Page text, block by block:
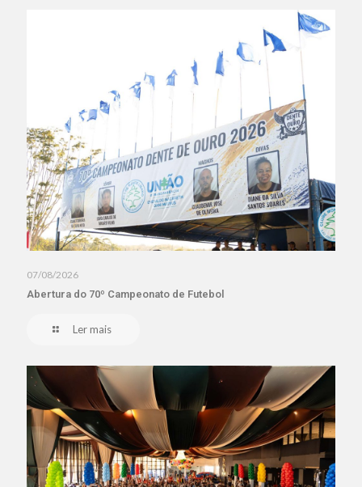
07/08/2026
Abertura do 70º Campeonato de Futebol
Ler mais